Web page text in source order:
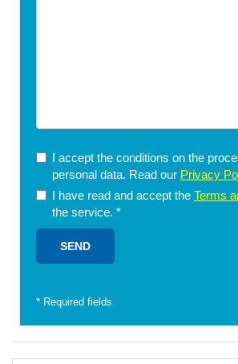
I accept the conditions on the
personal data. Read our Privacy
I have read and accept the Terms
the service. *
* Required fields